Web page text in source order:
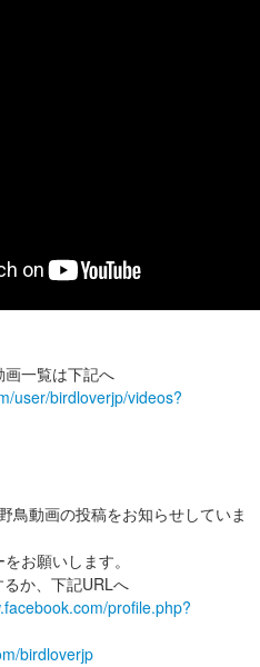
画一覧は下記へ
user/birdloverjp/videos?
鳥動画の投稿をお知らせしていま
お願いします。
るか、下記URLへ
profile.php?
birdloverjp